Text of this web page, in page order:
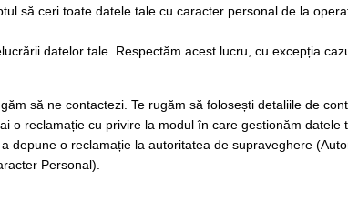
să ceri toate datele tale cu caracter personal de la
datelor tale. Respectăm acest lucru, cu excepția
să ne contactezi. Te rugăm să folosești detaliile de
o reclamație cu privire la modul în care gestionăm datele
depune o reclamație la autoritatea de supraveghere
Personal).